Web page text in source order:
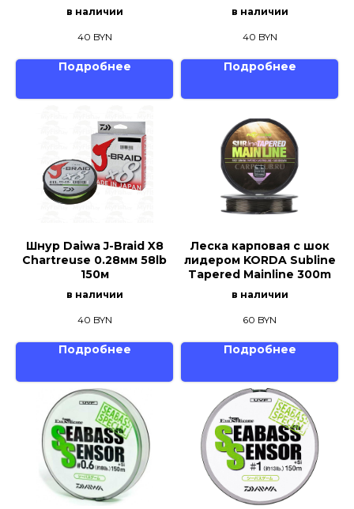
в наличии
40 BYN
Подробнее
в наличии
40 BYN
Подробнее
Шнур Daiwa J-Braid X8
Chartreuse 0.28мм 58lb
150м
в наличии
40 BYN
Подробнее
Леска карповая с шок
лидером KORDA Subline
Tapered Mainline 300m
в наличии
60 BYN
Подробнее